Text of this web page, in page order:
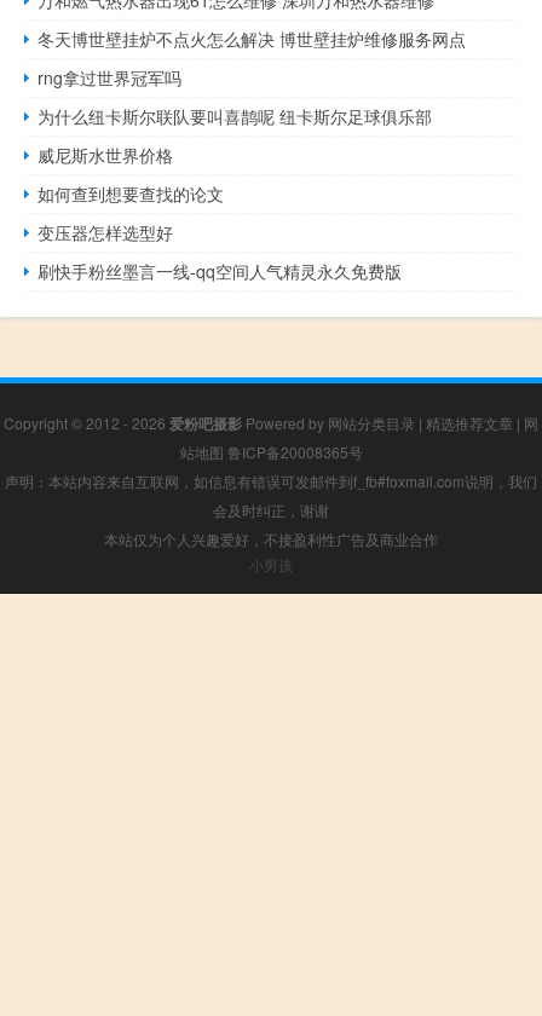
冬天博世壁挂炉不点火怎么解决 博世壁挂炉维修服务网点
rng拿过世界冠军吗
为什么纽卡斯尔联队要叫喜鹊呢 纽卡斯尔足球俱乐部
威尼斯水世界价格
如何查到想要查找的论文
变压器怎样选型好
刷快手粉丝墨言一线-qq空间人气精灵永久免费版
Copyright © 2012 - 2026 爱粉吧摄影 Powered by 网站分类目录 | 精选推荐文章 | 网
站地图 鲁ICP备20008365号
声明：本站内容来自互联网，如信息有错误可发邮件到f_fb#foxmail.com说明，我们
会及时纠正，谢谢
本站仅为个人兴趣爱好，不接盈利性广告及商业合作
小男孩